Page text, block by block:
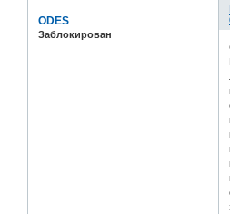
ODES
Заблокирован